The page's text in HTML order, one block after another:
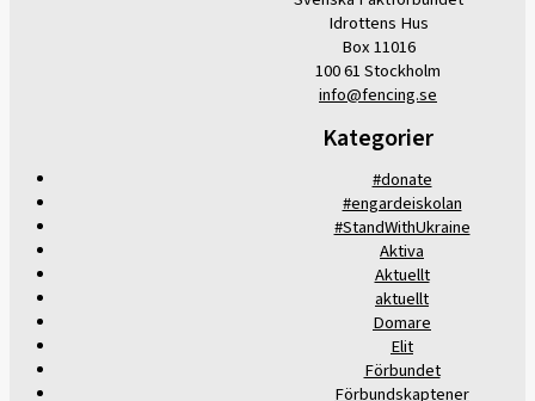
Idrottens Hus
Box 11016
100 61 Stockholm
info@fencing.se
Kategorier
#donate
#engardeiskolan
#StandWithUkraine
Aktiva
Aktuellt
aktuellt
Domare
Elit
Förbundet
Förbundskaptener